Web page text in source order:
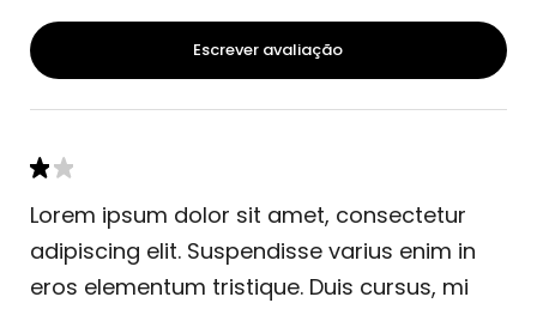
Escrever avaliação
Lorem ipsum dolor sit amet, consectetur
adipiscing elit. Suspendisse varius enim in
eros elementum tristique. Duis cursus, mi